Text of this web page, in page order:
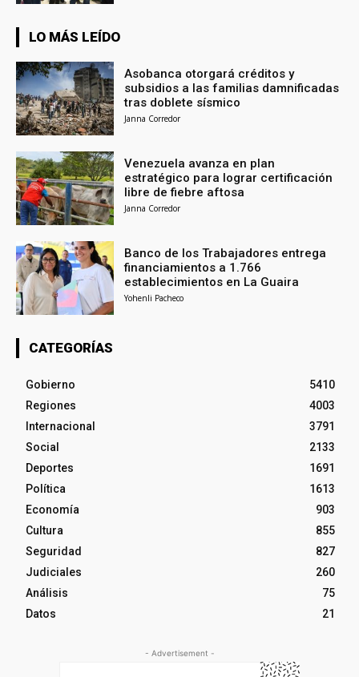
LO MÁS LEÍDO
Asobanca otorgará créditos y
subsidios a las familias damnificadas
tras doblete sísmico
Janna Corredor
Venezuela avanza en plan
estratégico para lograr certificación
libre de fiebre aftosa
Janna Corredor
Banco de los Trabajadores entrega
financiamientos a 1.766
establecimientos en La Guaira
Yohenli Pacheco
CATEGORÍAS
Gobierno
5410
Regiones
4003
Internacional
3791
Social
2133
Deportes
1691
Política
1613
Economía
903
Cultura
855
Seguridad
827
Judiciales
260
Análisis
75
Datos
21
- Advertisement -